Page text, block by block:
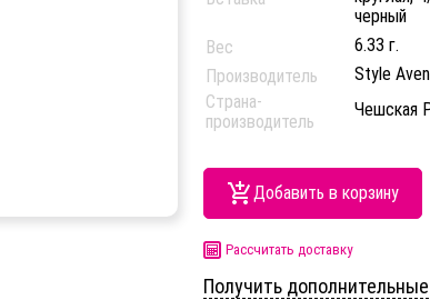
черный
Вес
6.33 г.
Производитель
Style
Страна-
производитель
Чешская
Добавить в корзину
Рассчитать доставку
Получить